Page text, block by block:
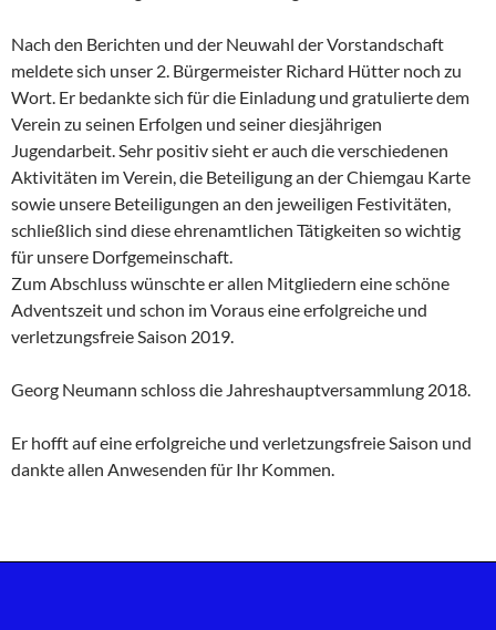
Nach den Berichten und der Neuwahl der Vorstandschaft
meldete sich unser 2. Bürgermeister Richard Hütter noch zu
Wort. Er bedankte sich für die Einladung und gratulierte dem
Verein zu seinen Erfolgen und seiner diesjährigen
Jugendarbeit. Sehr positiv sieht er auch die verschiedenen
Aktivitäten im Verein, die Beteiligung an der Chiemgau Karte
sowie unsere Beteiligungen an den jeweiligen Festivitäten,
schließlich sind diese ehrenamtlichen Tätigkeiten so wichtig
für unsere Dorfgemeinschaft.
Zum Abschluss wünschte er allen Mitgliedern eine schöne
Adventszeit und schon im Voraus eine erfolgreiche und
verletzungsfreie Saison 2019.
Georg Neumann schloss die Jahreshauptversammlung 2018.
Er hofft auf eine erfolgreiche und verletzungsfreie Saison und
dankte allen Anwesenden für Ihr Kommen.